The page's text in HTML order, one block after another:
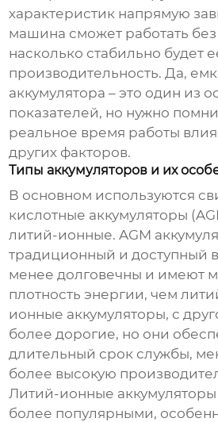
характеристик напрямую
машина сможет работать
насколько стабильно будет
производительность. Да,
аккумулятора – это один из
показателей, но нужно
реальное время работы
других факторов.
Типы аккумуляторов и их
В основном используются
кислотные аккумуляторы
литий-ионные. AGM
традиционный и доступный
менее долговечны и имеют
плотность энергии, чем
ионные аккумуляторы, с
более дорогие, но они
длительный срок службы,
более высокую
Литий-ионные аккумуляторы
более популярными,